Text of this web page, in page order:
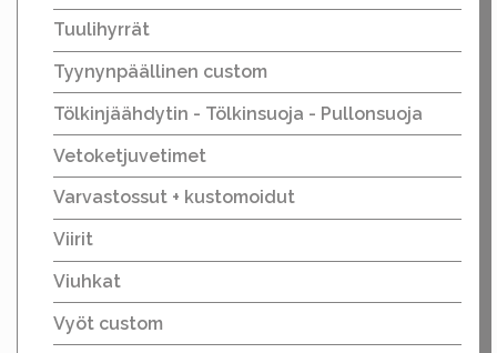
Tuulihyrrät
Tyynynpäällinen custom
Tölkinjäähdytin - Tölkinsuoja - Pullonsuoja
Vetoketjuvetimet
Varvastossut + kustomoidut
Viirit
Viuhkat
Vyöt custom